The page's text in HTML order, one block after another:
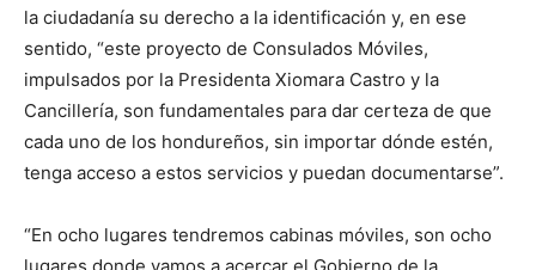
la ciudadanía su derecho a la identificación y, en ese
sentido, “este proyecto de Consulados Móviles,
impulsados por la Presidenta Xiomara Castro y la
Cancillería, son fundamentales para dar certeza de que
cada uno de los hondureños, sin importar dónde estén,
tenga acceso a estos servicios y puedan documentarse”.
“En ocho lugares tendremos cabinas móviles, son ocho